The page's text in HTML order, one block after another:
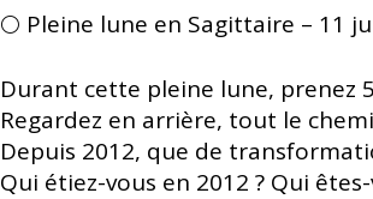
🌕 Pleine lune en Sagittaire – 11
Durant cette pleine lune, prenez
Regardez en arrière, tout le
Depuis 2012, que de
Qui étiez-vous en 2012 ? Qui